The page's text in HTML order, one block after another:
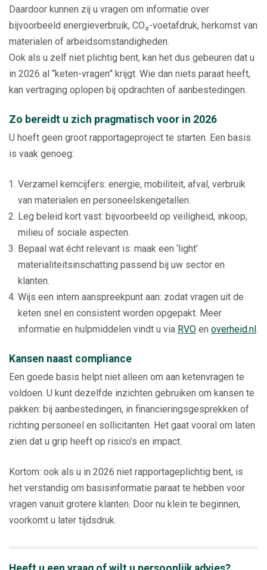
Daardoor kunnen zij u vragen om informatie over
bijvoorbeeld energieverbruik, CO₂-voetafdruk, herkomst van
materialen of arbeidsomstandigheden.
Ook als u zelf niet plichtig bent, kan het dus gebeuren dat u
in 2026 al “keten-vragen” krijgt. Wie dan niets paraat heeft,
kan vertraging oplopen bij opdrachten of aanbestedingen.
Zo bereidt u zich pragmatisch voor in 2026
U hoeft geen groot rapportageproject te starten. Een basis
is vaak genoeg:
Verzamel kerncijfers: energie, mobiliteit, afval, verbruik
van materialen en personeelskengetallen.
Leg beleid kort vast: bijvoorbeeld op veiligheid, inkoop,
milieu of sociale aspecten.
Bepaal wat écht relevant is: maak een ‘light’
materialiteitsinschatting passend bij uw sector en
klanten.
Wijs een intern aanspreekpunt aan: zodat vragen uit de
keten snel en consistent worden opgepakt. Meer
informatie en hulpmiddelen vindt u via RVO en overheid.nl .
Kansen naast compliance
Een goede basis helpt niet alleen om aan ketenvragen te
voldoen. U kunt dezelfde inzichten gebruiken om kansen te
pakken: bij aanbestedingen, in financieringsgesprekken of
richting personeel en sollicitanten. Het gaat vooral om laten
zien dat u grip heeft op risico’s en impact.
Kortom: ook als u in 2026 niet rapportageplichtig bent, is
het verstandig om basisinformatie paraat te hebben voor
vragen vanuit grotere klanten. Door nu klein te beginnen,
voorkomt u later tijdsdruk.